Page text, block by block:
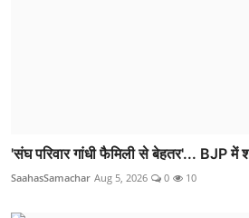
'संघ परिवार गांधी फैमिली से बेहतर'... BJP में
SaahasSamachar Aug 5, 2026 0 10